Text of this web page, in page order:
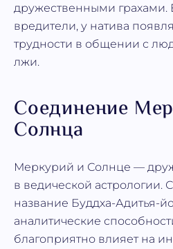
дружественными грахами.
вредители, у натива
трудности в общении с
лжи.
Соединение
Солнца
Меркурий и Солнце —
в ведической астрологии.
название Буддха-Адитья-
аналитические
благоприятно влияет на